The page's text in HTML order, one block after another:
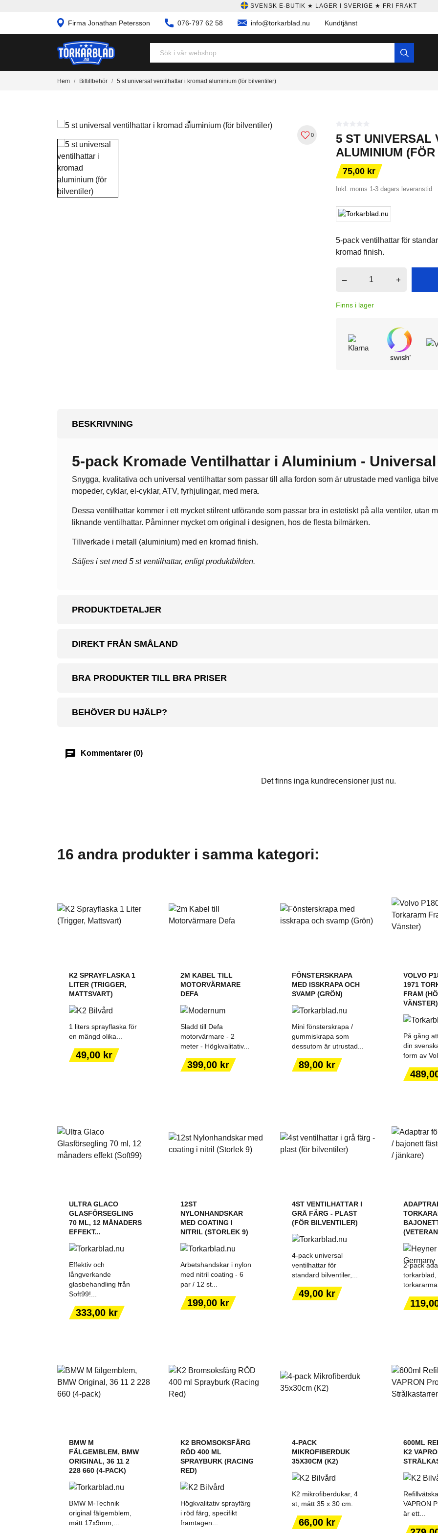
SVENSK E-BUTIK ★ LAGER I SVERIGE ★ FRI FRAKT
Firma Jonathan Petersson 076-797 62 58 info@torkarblad.nu Kundtjänst
Hem Biltillbehör 5 st universal ventilhattar i kromad aluminium (för bilventiler)
0
5 ST UNIVERSAL
ALUMINIUM
75,00 kr
Inkl. moms 1-3 dagars leveranstid
5-pack ventilhattar för
kromad finish.
– +
Finns i lager
BESKRIVNING
5-pack Kromade Ventilhattar i Aluminium - Universal
Snygga, kvalitativa och universal ventilhattar som passar till alla fordon som är utrustade med vanliga
mopeder, cyklar, el-cyklar, ATV, fyrhjulingar, med mera.
Dessa ventilhattar kommer i ett mycket stilrent utförande som passar bra in estetiskt på alla ventiler, utan
liknande ventilhattar. Påminner mycket om original i designen, hos de flesta bilmärken.
Tillverkade i metall (aluminium) med en kromad finish.
Säljes i set med 5 st ventilhattar, enligt produktbilden.
PRODUKTDETALJER
DIREKT FRÅN SMÅLAND
BRA PRODUKTER TILL BRA PRISER
BEHÖVER DU HJÄLP?
chat Kommentarer (0)
Det finns inga kundrecensioner just nu.
16 andra produkter i samma kategori:
K2 SPRAYFLASKA 1
LITER (TRIGGER,
MATTSVART)
1 liters sprayflaska för
en mängd olika...
Pris
49,00 kr
LÄGG TILL I
2M KABEL TILL
MOTORVÄRMARE
DEFA
Sladd till Defa
motorvärmare - 2
meter - Högkvalitativ...
Pris
399,00 kr
LÄGG TILL I
VARUKORGEN
FÖNSTERSKRAPA
MED ISSKRAPA OCH
SVAMP (GRÖN)
Mini fönsterskrapa /
gummiskrapa som
dessutom är utrustad...
Pris
89,00 kr
LÄGG TILL I
VARUKORGEN
VOLVO
1971
FRAM
VÄNSTER)
På gång
din
form av
Pris
ULTRA GLACO
GLASFÖRSEGLING
70 ML, 12 MÅNADERS
EFFEKT...
Effektiv och
långverkande
glasbehandling från
Soft99!...
Pris
333,00 kr
LÄGG TILL I
VARUKORGEN
12ST
NYLONHANDSKAR
MED COATING I
NITRIL (STORLEK 9)
Arbetshandskar i nylon
med nitril coating - 6
par / 12 st...
Pris
199,00 kr
LÄGG TILL I
VARUKORGEN
4ST VENTILHATTAR I
GRÅ FÄRG - PLAST
(FÖR BILVENTILER)
4-pack universal
ventilhattar för
standard bilventiler,...
Pris
49,00 kr
LÄGG TILL I
2-pack
Pris
BMW M
FÄLGEMBLEM, BMW
ORIGINAL, 36 11 2
228 660 (4-PACK)
BMW M-Technik
original fälgemblem,
mått 17x9mm,...
LÄGG TILL I
K2 BROMSOKSFÄRG
RÖD 400 ML
SPRAYBURK (RACING
RED)
Högkvalitativ sprayfärg
i röd färg, specifikt
framtagen...LÄGG TILL I
4-PACK
MIKROFIBERDUK
35X30CM (K2)
K2 mikrofiberdukar, 4
st, mått 35 x 30 cm.
Pris
66,00 kr
LÄGG TILL I
600ML
K2
VAPRON
är ett...
Pris